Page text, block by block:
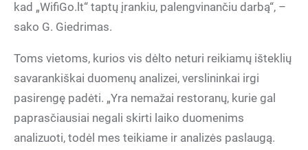
kad „WifiGo.lt“ taptų įrankiu, palengvinančiu darbą“, –
sako G. Giedrimas.
Toms vietoms, kurios vis dėlto neturi reikiamų išteklių
savarankiškai duomenų analizei, verslininkai irgi
pasirengę padėti. „Yra nemažai restoranų, kurie gal
paprasčiausiai negali skirti laiko duomenims
analizuoti, todėl mes teikiame ir analizės paslaugą.